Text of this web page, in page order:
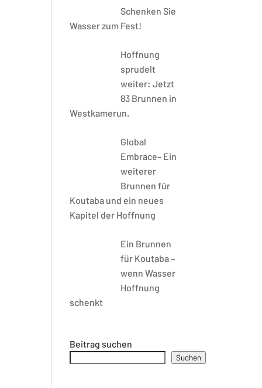
Schenken Sie
Wasser zum Fest!
Hoffnung
sprudelt
weiter: Jetzt
83 Brunnen in
Westkamerun.
Global
Embrace– Ein
weiterer
Brunnen für
Koutaba und ein neues
Kapitel der Hoffnung
Ein Brunnen
für Koutaba –
wenn Wasser
Hoffnung
schenkt
Beitrag suchen
Suchen